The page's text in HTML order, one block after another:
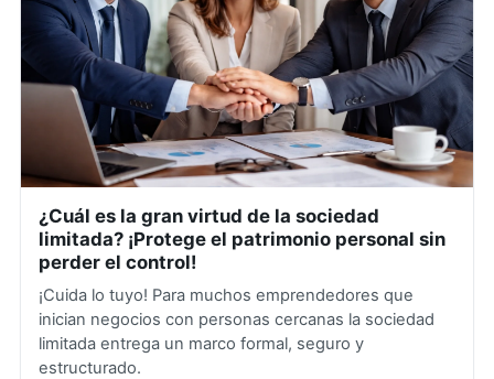
¿Cuál es la gran virtud de la sociedad
limitada? ¡Protege el patrimonio personal sin
perder el control!
¡Cuida lo tuyo! Para muchos emprendedores que
inician negocios con personas cercanas la sociedad
limitada entrega un marco formal, seguro y
estructurado.